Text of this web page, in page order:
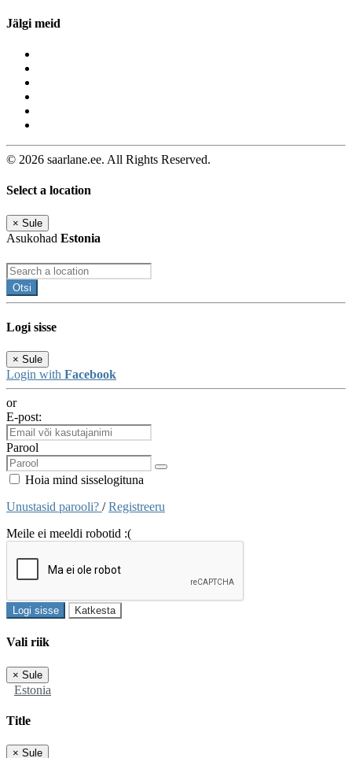
Jälgi meid
© 2026 saarlane.ee. All Rights Reserved.
Select a location
× Sule
Asukohad Estonia
Otsi
Logi sisse
× Sule
Login with Facebook
or
E-post:
Parool
Hoia mind sisselogituna
Unustasid parooli? /Registreeru
Meile ei meeldi robotid :(
Logi sisse Katkesta
Vali riik
× Sule
Estonia
Title
× Sule